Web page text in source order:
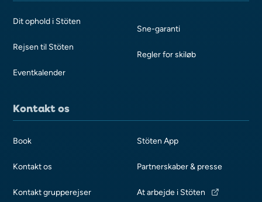
Dit ophold i Stöten
Rejsen til Stöten
Eventkalender
Sne-garanti
Regler for skiløb
Kontakt os
Book
Kontakt os
Kontakt grupperejser
Stöten App
Partnerskaber & presse
At arbejde i Stöten